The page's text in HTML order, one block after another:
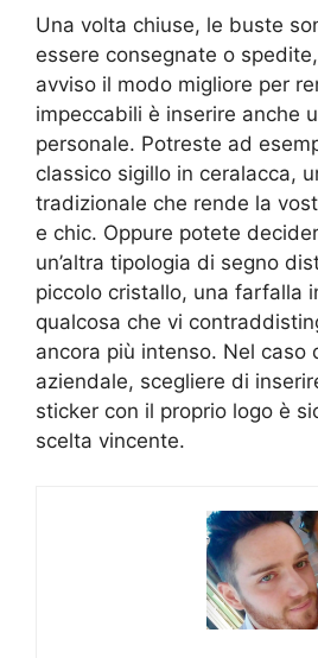
Una volta chiuse, le buste
essere consegnate o
avviso il modo migliore per
impeccabili è inserire anche
personale. Potreste ad
classico sigillo in ceralacca,
tradizionale che rende la
e chic. Oppure potete
un’altra tipologia di segno
piccolo cristallo, una farfalla
qualcosa che vi
ancora più intenso. Nel caso
aziendale, scegliere di
sticker con il proprio logo è
scelta vincente.